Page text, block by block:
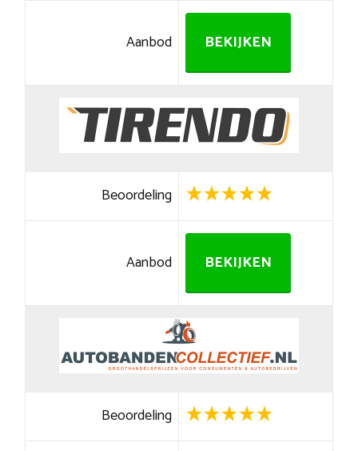
Aanbod BEKIJKEN
Beoordeling
Aanbod BEKIJKEN
Beoordeling